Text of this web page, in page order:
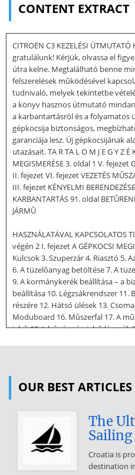
CONTENT EXTRACT
CITROËN C3 KEZELÉSI
gratulálunk! Kérjük, olvassa el
útra kelne. Megtalálható benne
felszerelések mûködésével
tudnivaló, melyek tekintetbe
a könyv hasznos útmutató
a karbantartásról és a folyamatos
gépkocsija biztonságos,
garanciája lesz. Új gépkocsijának
utazásait. TA R TA L O M J E G Y Z É
MEGISMERÉSE 3. oldal 1 V. fejezet
II. fejezet VI. fejezet VEZETÉS
III. fejezet KÉNYELMI
KARBANTARTÁS 91. oldal
JÁRMÛ
HASZNÁLATÁVAL
végén 2 I. fejezet A GÉPKOCSI
Kulcsok 3. Szuperzár 4. Riasztó 5.
6. A tüzelôanyag betöltése 7. A
9. A kormánykerék beállítása – a
beállítása 10. Légzsákrendszer
részére 12. Hátsó ülések 13.
Moduboard 16. Mûszerfal 17. A
jelzô 19. Jelzô- és vészjelzô lámpák
illetve zárhatja az ajtókat, valamint a
gombot, a zárak oldásához pedig
Távvezérlés A távvezérlô egy
amelynek használata az alábbi
sikerülne, ismételten nyomja be a
végrehajtását a központi zár
OUR BEST ARTICLES
The
Sailing
Croatia is
destination